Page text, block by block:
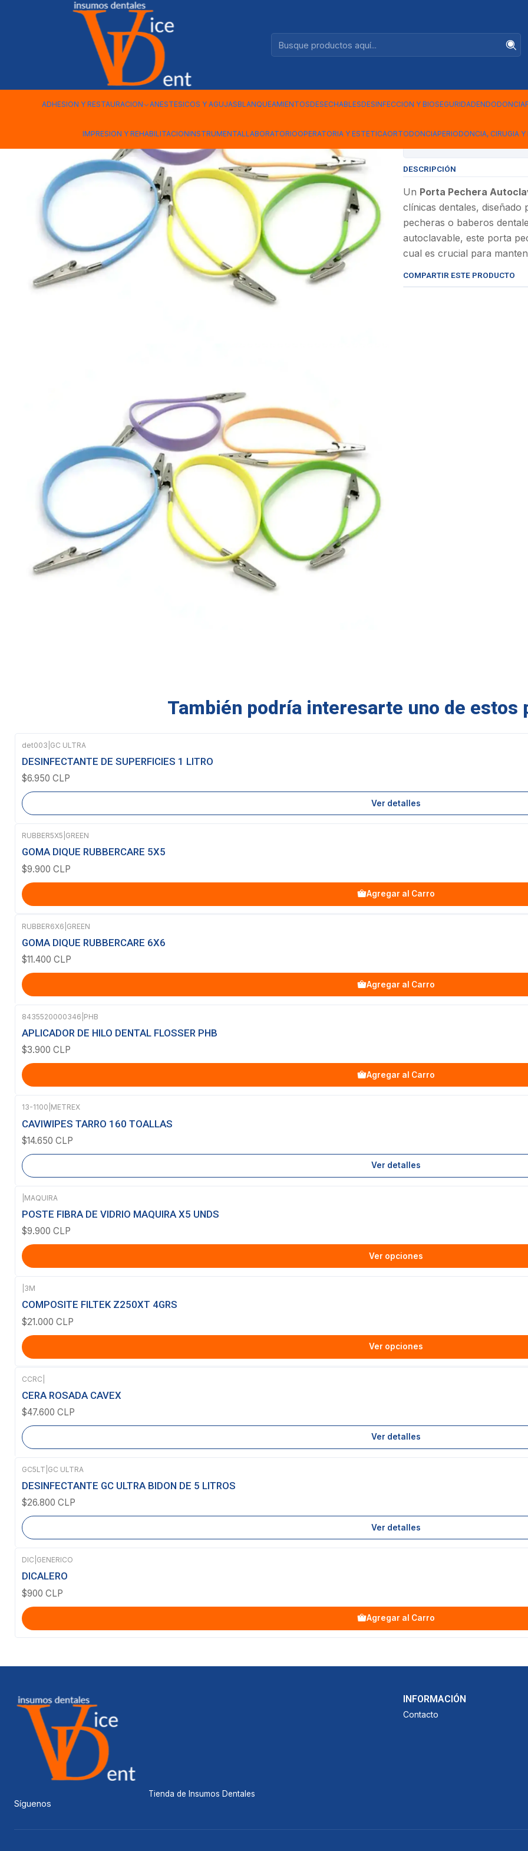
ADHESION Y RESTAURACION ANESTESICOS Y AGUJASBLANQUEAMIENTOSDESECHABLESDESINFECCION Y BIOSEGURIDADENDODONCIA
IMPRESION Y REHABILITACIONINSTRUMENTALLABORATORIOOPERATORIA Y ESTETICAORTODONCIAPERIODONCIA, CIRUGIA Y
INSTRUMENTAL PORTA PECHERA SILICONA AUTOCLABLE
DESCRIPCIÓN
Un Porta Pechera
clínicas dentales, diseñado
pecheras o baberos
autoclavable, este porta
cual es crucial para
COMPARTIR ESTE PRODUCTO
También podría interesarte uno de estos
Agotado
det003 GC ULTRA
DESINFECTANTE DE SUPERFICIES 1 LITRO
$6.950 CLP
Ver detalles
RUBBER5X5 GREEN
GOMA DIQUE RUBBERCARE 5X5
$9.900 CLP
Agregar al Carro
RUBBER6X6 GREEN
GOMA DIQUE RUBBERCARE 6X6
$11.400 CLP
Agregar al Carro
8435520000346 PHB
APLICADOR DE HILO DENTAL FLOSSER PHB
$3.900 CLP
Agregar al Carro
Agotado
13-1100 METREX
CAVIWIPES TARRO 160 TOALLAS
$14.650 CLP
Ver detalles
MAQUIRA
POSTE FIBRA DE VIDRIO MAQUIRA X5 UNDS
$9.900 CLP
Ver opciones
3M
COMPOSITE FILTEK Z250XT 4GRS
$21.000 CLP
Ver opciones
Agotado
CCRC
CERA ROSADA CAVEX
$47.600 CLP
Ver detalles
Agotado
GC5LT GC ULTRA
DESINFECTANTE GC ULTRA BIDON DE 5 LITROS
$26.800 CLP
Ver detalles
DIC GENERICO
DICALERO
$900 CLP
Agregar al Carro
Tienda de Insumos Dentales
Síguenos
INFORMACIÓN
Contacto